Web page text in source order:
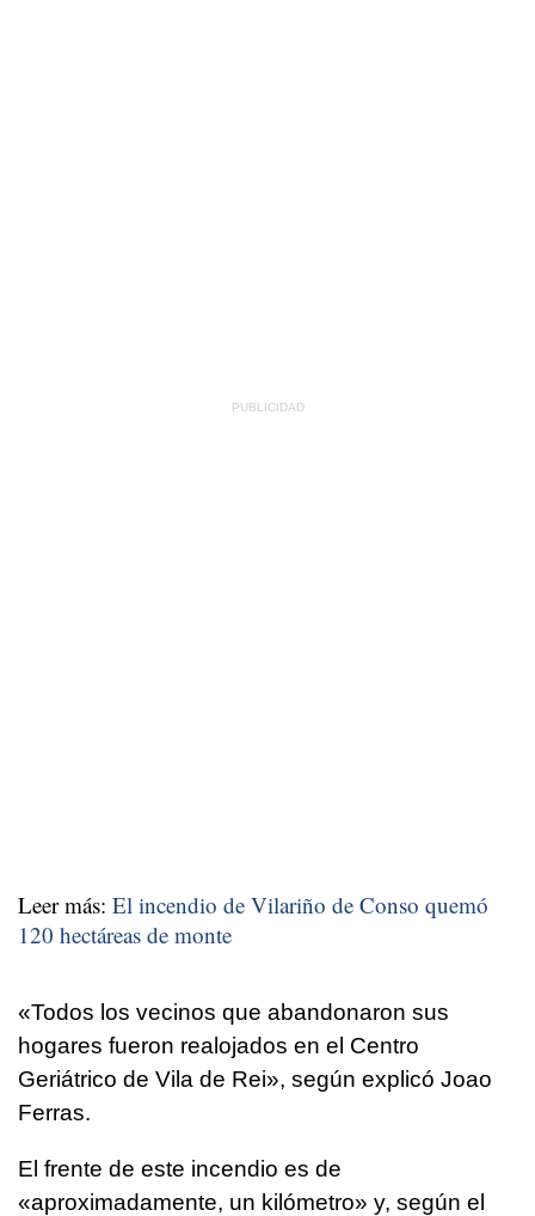
Leer más: El incendio de Vilariño de Conso quemó
120 hectáreas de monte
«Todos los vecinos que abandonaron sus
hogares fueron realojados en el Centro
Geriátrico de Vila de Rei», según explicó Joao
Ferras.
El frente de este incendio es de
«aproximadamente, un kilómetro» y, según el